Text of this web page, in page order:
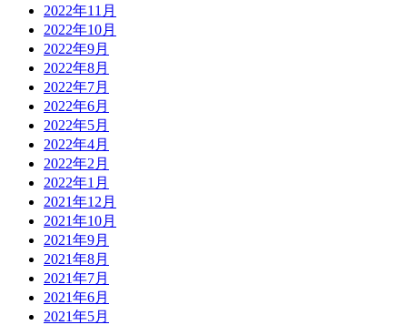
2022年11月
2022年10月
2022年9月
2022年8月
2022年7月
2022年6月
2022年5月
2022年4月
2022年2月
2022年1月
2021年12月
2021年10月
2021年9月
2021年8月
2021年7月
2021年6月
2021年5月